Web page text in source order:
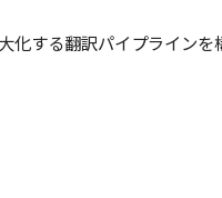
する翻訳パイプラインを